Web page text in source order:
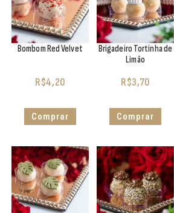
Bombom Red Velvet
R$4,20
Comprar
Brigadeiro Tortinha de
Limão
R$3,70
Comprar